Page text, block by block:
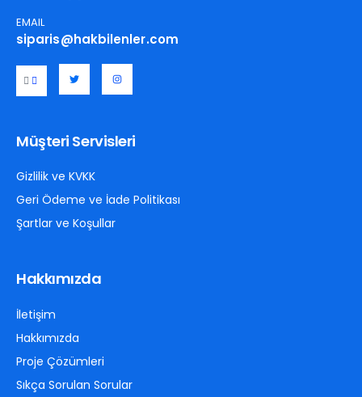
EMAIL
siparis@hakbilenler.com
Müşteri Servisleri
Gizlilik ve KVKK
Geri Ödeme ve İade Politikası
Şartlar ve Koşullar
Hakkımızda
İletişim
Hakkımızda
Proje Çözümleri
Sıkça Sorulan Sorular